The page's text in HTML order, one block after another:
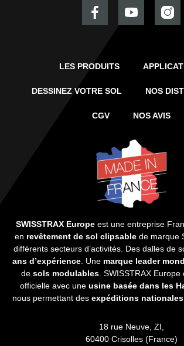
LES PRODUITS
DESSINEZ VOTRE SOL NOS
CGV NOS AVIS
SWISSTRAX Europeest une entreprise
en revêtement de sol clipsablede marque
différents secteurs d’activités. Des dalles de
ans d’expérience . Une marque leader
de sols modulables . SWISSTRAX
officielle avec une usine basée dans les
nous permettant des expéditions
18 rue Neuve, ZI,
60400 Crisolles (France)